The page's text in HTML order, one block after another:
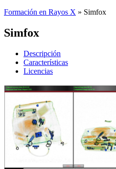
Formación en Rayos X » Simfox
Simfox
Descripción
Características
Licencias